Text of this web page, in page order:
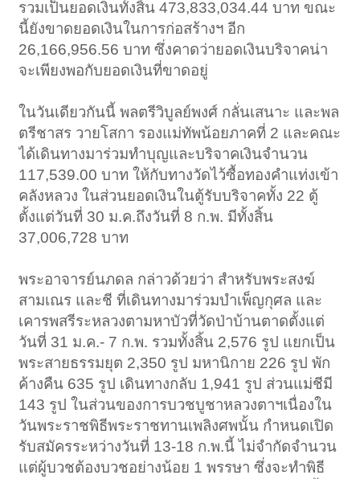
รวมเป็นยอดเงินทั้งสิ้น 473,833,034.44 บาท ขณะ
นี้ยังขาดยอดเงินในการก่อสร้างฯ อีก
26,166,956.56 บาท ซึ่งคาดว่ายอดเงินบริจาคน่า
จะเพียงพอกับยอดเงินที่ขาดอยู่
ในวันเดียวกันนี้ พลตรีวิบูลย์พงศ์ กลั่นเสนาะ และพล
ตรีชาสร วายโสกา รองแม่ทัพน้อยภาคที่ 2 และคณะ
ได้เดินทางมาร่วมทำบุญและบริจาคเงินจำนวน
117,539.00 บาท ให้กับทางวัดไว้ซื้อทองคำแท่งเข้า
คลังหลวง ในส่วนยอดเงินในตู้รับบริจาคทั้ง 22 ตู้
ตั้งแต่วันที่ 30 ม.ค.ถึงวันที่ 8 ก.พ. มีทั้งสิ้น
37,006,728 บาท
พระอาจารย์นภดล กล่าวด้วยว่า สำหรับพระสงฆ์
สามเณร และชี ที่เดินทางมาร่วมบำเพ็ญกุศล และ
เคารพสรีระหลวงตามหาบัวที่วัดป่าบ้านตาดตั้งแต่
วันที่ 31 ม.ค.- 7 ก.พ. รวมทั้งสิ้น 2,576 รูป แยกเป็น
พระสายธรรมยุต 2,350 รูป มหานิกาย 226 รูป พัก
ค้างคืน 635 รูป เดินทางกลับ 1,941 รูป ส่วนแม่ชีมี
143 รูป ในส่วนของการบวชบูชาหลวงตาฯเนื่องใน
วันพระราชพิธีพระราชทานเพลิงศพนั้น กำหนดเปิด
รับสมัครระหว่างวันที่ 13-18 ก.พ.นี้ ไม่จำกัดจำนวน
แต่ผู้บวชต้องบวชอย่างน้อย 1 พรรษา ซึ่งจะทำพิธี